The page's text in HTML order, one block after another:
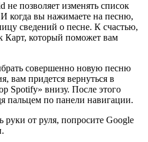
не позволяет изменять список
когда вы нажимаете на песню,
сведений о песне. К счастью,
Карт, который поможет вам
совершенно новую песню
вам придется вернуться в
Spotify» внизу. После этого
пальцем по панели навигации.
руки от руля, попросите Google